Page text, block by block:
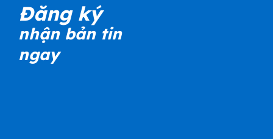
Đăng ký
nhận bản tin
ngay